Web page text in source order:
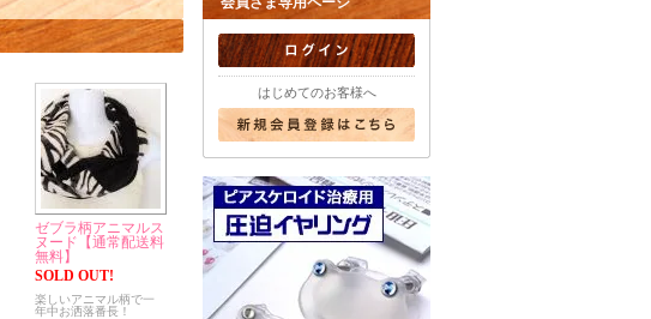
ゼブラ柄アニマルス
ヌード【通常配送料
無料】
SOLD OUT!
楽しいアニマル柄で一
年中お洒落番長！
はじめてのお客様へ